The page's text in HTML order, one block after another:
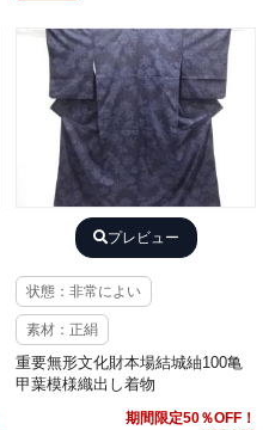
プレビュー
状態：非常によい
素材：正絹
重要無形文化財本場結城紬100亀
甲葉模様織出し着物
期間限定50％OFF！